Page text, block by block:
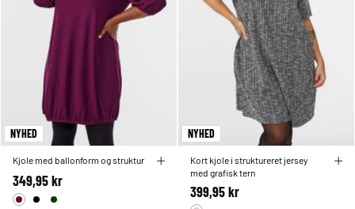
NYHED
Kjole med ballonform og struktur
349,95 kr
NYHED
Kort kjole i struktureret jersey
med grafisk tern
399,95 kr